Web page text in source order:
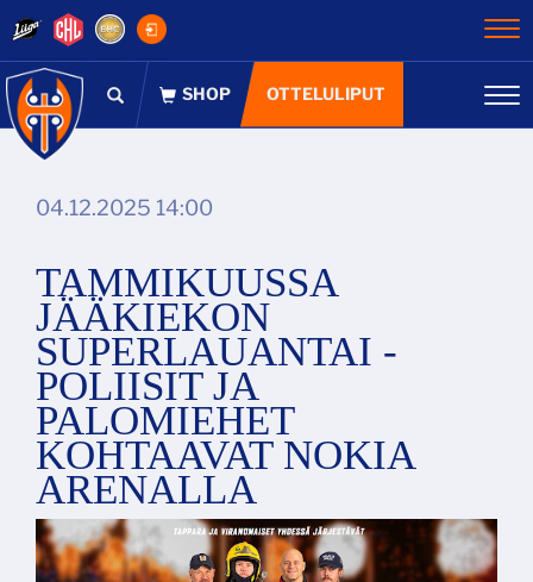
OTTELULIPUT
04.12.2025 14:00
TAMMIKUUSSA
JÄÄKIEKON
SUPERLAUANTAI -
POLIISIT JA
PALOMIEHET
KOHTAAVAT NOKIA
ARENALLA